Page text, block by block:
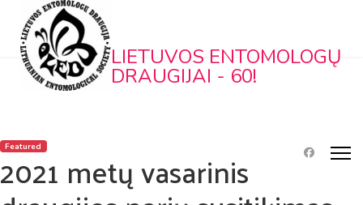
LIETUVOS ENTOMOLOGŲ
DRAUGIJAI - 60!
Featured
2021 metų vasarinis